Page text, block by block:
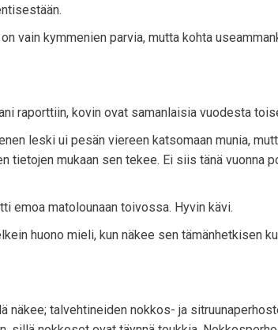
vain kymmenien parvia, mutta kohta
raporttiin, kovin ovat samanlaisia vuodesta
leski ui pesän viereen katsomaan munia,
tietojen mukaan sen tekee. Ei siis tänä vuonna
emoa matolounaan toivossa. Hyvin kävi.
huono mieli, kun näkee sen tämänhetkisen
näkee; talvehtineiden nokkos- ja